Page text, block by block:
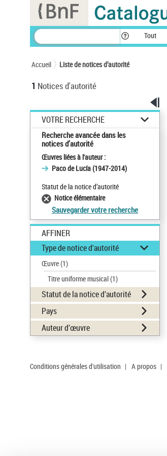
Tout
Accueil Liste de notices d’autorité
1 Notices d'autorité
VOTRE RECHERCHE
Recherche avancée dans les
notices d’autorité
Œuvres liées à l'auteur :
Paco de Lucía (1947-2014)
Statut de la notice d’autorité
Notice élémentaire
Sauvegarder votre recherche
AFFINER
Type de notice d'autorité
Œuvre(1)
Titre uniforme musical(1)
Statut de la notice d’autorité
Pays
Auteur d’œuvre
Conditions générales d'utilisation | A propos |
Panneau de gestion des cookies